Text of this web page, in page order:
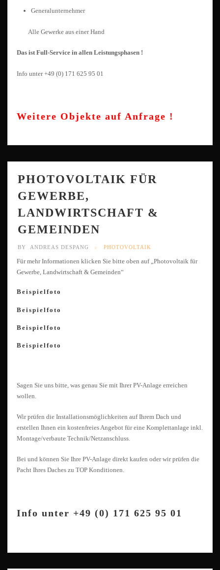
Generalunternehmer
Alle Gewerke aus einer Hand
Das ist Full-Service in allen Leistungsphasen !
Info unter +49 (0) 171 625 95 01
Weitere Objekte auf Anfrage !
PHOTOVOLTAIK FÜR
GEWERBE,
LANDWIRTSCHAFT &
GEMEINDEN
BY ANDREAS DESPANG PHOTOVOLTAIK
Für mehr Informationen klicken Sie bitte oben auf „Photovoltaik für
Gewerbe, Landwirtschaft & Gemeinden“
Beispielfoto
Beispielfoto
Beispielfoto
Beispielfoto
Sagen Sie uns bitte, was genau Sie mit Ihrer PV-Anlage erreichen
wollen.
Wir prüfen die Installationsmöglichkeiten auf Ihrem Dach und
erstellen Ihnen ein kostenfreies Angebot für eine Komplettanlage inkl.
Montage/verbaute Technik/Netzanschluss.
Bei und können Sie Ihre PV-Anlage direkt kaufen oder wir prüfen die
Pacht Ihres Daches zu TOP Konditionen.
Info unter +49 (0) 171 625 95 01